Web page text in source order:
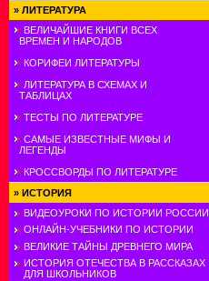
» ЛИТЕРАТУРА
ВЕЛИЧАЙШИЕ КНИГИ ВСЕХ
ВРЕМЕН И НАРОДОВ
КОРИФЕИ ЛИТЕРАТУРЫ
ЛИТЕРАТУРА В СХЕМАХ И
ТАБЛИЦАХ
ТЕСТЫ ПО ЛИТЕРАТУРЕ
САМЫЕ ИЗВЕСТНЫЕ МИФЫ И
ЛЕГЕНДЫ
КРОССВОРДЫ ПО ЛИТЕРАТУРЕ
» ИСТОРИЯ
ВИДЕОУРОКИ ПО ИСТОРИИ РОССИИ
ОНЛАЙН-УЧЕБНИКИ ПО ИСТОРИИ
ВЕЛИКИЕ ТАЙНЫ ДРЕВНЕГО МИРА
ИСТОРИЯ ОТЕЧЕСТВА В РАССКАЗАХ
ДЛЯ ШКОЛЬНИКОВ